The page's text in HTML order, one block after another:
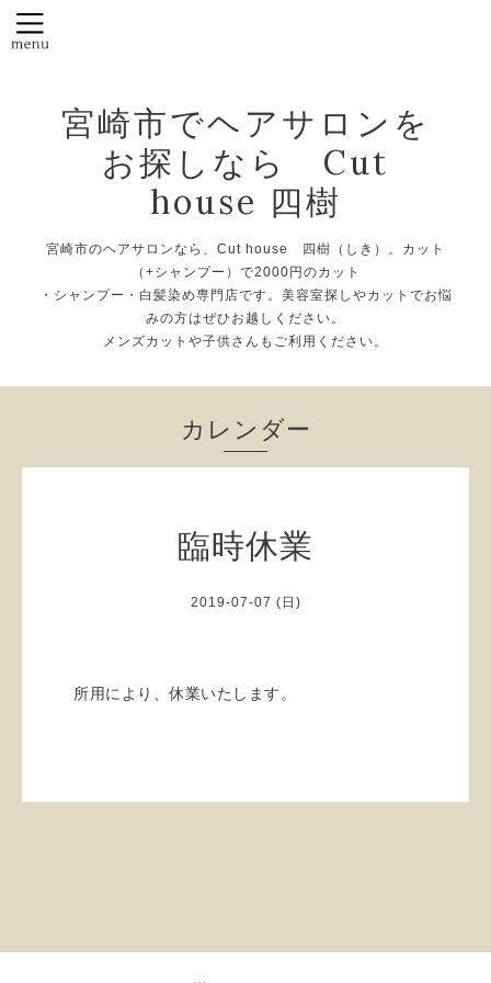
宮崎市でヘアサロンを
お探しなら Cut
house 四樹
宮崎市のヘアサロンなら、Cut house 四樹（しき）。カット
（+シャンプー）で2000円のカット
・シャンプー・白髪染め専門店です。美容室探しやカットでお悩
みの方はぜひお越しください。
メンズカットや子供さんもご利用ください。
カレンダー
臨時休業
2019-07-07 (日)
所用により、休業いたします。